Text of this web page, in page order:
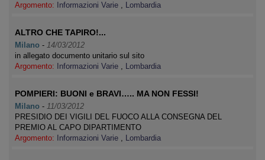
Argomento:
Informazioni Varie , Lombardia
ALTRO CHE TAPIRO!...
Milano - 14/03/2012
in allegato documento unitario sul sito
Argomento:
Informazioni Varie , Lombardia
POMPIERI: BUONI e BRAVI….. MA NON FESSI!
Milano - 11/03/2012
PRESIDIO DEI VIGILI DEL FUOCO ALLA CONSEGNA DEL
PREMIO AL CAPO DIPARTIMENTO
Argomento:
Informazioni Varie , Lombardia